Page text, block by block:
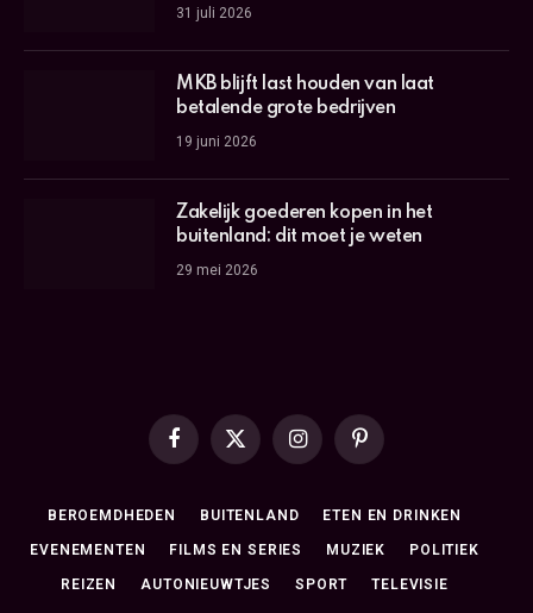
31 juli 2026
MKB blijft last houden van laat
betalende grote bedrijven
19 juni 2026
Zakelijk goederen kopen in het
buitenland: dit moet je weten
29 mei 2026
Facebook
X
InstagramPinterest
BEROEMDHEDEN BUITENLAND ETEN EN DRINKEN
EVENEMENTEN FILMS EN SERIES MUZIEK POLITIEK
REIZEN AUTONIEUWTJES SPORT TELEVISIE